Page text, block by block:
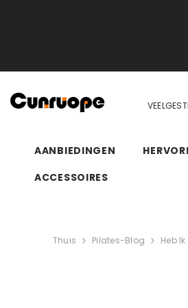
AANBIEDINGEN
ACCESSOIRES
Thuis Pilates-Blog Heb